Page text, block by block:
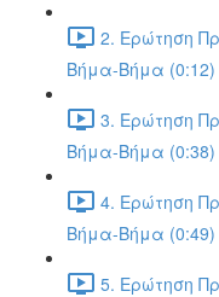
2. Ερώτηση
Βήμα-Βήμα (0:12)
3. Ερώτηση
Βήμα-Βήμα (0:38)
4. Ερώτηση
Βήμα-Βήμα (0:49)
5. Ερώτηση